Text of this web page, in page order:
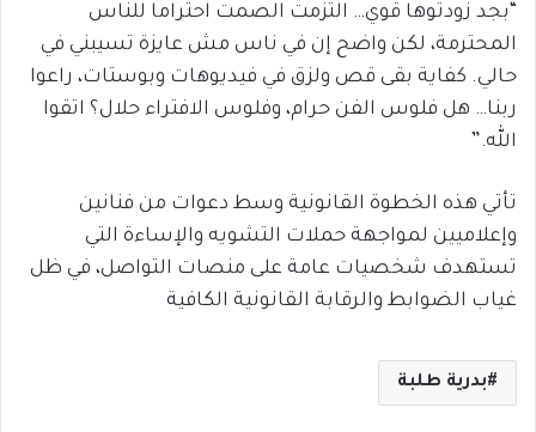
“بجد زودتوها قوي… التزمت الصمت احتراما للناس
المحترمة، لكن واضح إن في ناس مش عايزة تسيبني في
حالي. كفاية بقى قص ولزق في فيديوهات وبوستات، راعوا
ربنا… هل فلوس الفن حرام، وفلوس الافتراء حلال؟ اتقوا
الله.”
تأتي هذه الخطوة القانونية وسط دعوات من فنانين
وإعلاميين لمواجهة حملات التشويه والإساءة التي
تستهدف شخصيات عامة على منصات التواصل، في ظل
غياب الضوابط والرقابة القانونية الكافية
بدرية طلبة